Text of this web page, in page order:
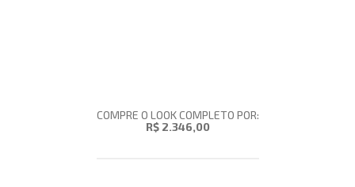
COMPRE O LOOK COMPLETO POR:
R$ 2.346,00